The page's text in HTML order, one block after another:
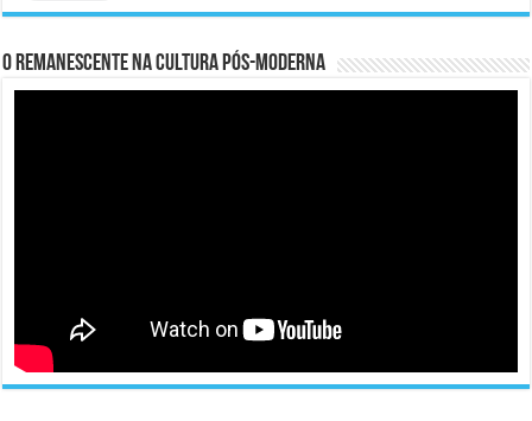
O remanescente na cultura pós-moderna